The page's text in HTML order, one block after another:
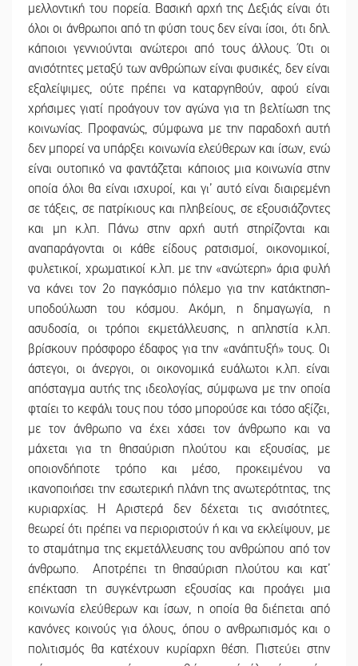
μελλοντική του πορεία. Βασική αρχή της Δεξιάς είναι ότι
όλοι οι άνθρωποι από τη φύση τους δεν είναι ίσοι, ότι δηλ.
κάποιοι γεννιούνται ανώτεροι από τους άλλους. Ότι οι
ανισότητες μεταξύ των ανθρώπων είναι φυσικές, δεν είναι
εξαλείψιμες, ούτε πρέπει να καταργηθούν, αφού είναι
χρήσιμες γιατί προάγουν τον αγώνα για τη βελτίωση της
κοινωνίας. Προφανώς, σύμφωνα με την παραδοχή αυτή
δεν μπορεί να υπάρξει κοινωνία ελεύθερων και ίσων, ενώ
είναι ουτοπικό να φαντάζεται κάποιος μια κοινωνία στην
οποία όλοι θα είναι ισχυροί, και γι’ αυτό είναι διαιρεμένη
σε τάξεις, σε πατρίκιους και πληβείους, σε εξουσιάζοντες
και μη κ.λπ. Πάνω στην αρχή αυτή στηρίζονται και
αναπαράγονται οι κάθε είδους ρατσισμοί, οικονομικοί,
φυλετικοί, χρωματικοί κ.λπ. με την «ανώτερη» άρια φυλή
να κάνει τον 2ο παγκόσμιο πόλεμο για την κατάκτηση-
υποδούλωση του κόσμου. Ακόμη, η δημαγωγία, η
ασυδοσία, οι τρόποι εκμετάλλευσης, η απληστία κ.λπ.
βρίσκουν πρόσφορο έδαφος για την «ανάπτυξή» τους. Οι
άστεγοι, οι άνεργοι, οι οικονομικά ευάλωτοι κ.λπ. είναι
απόσταγμα αυτής της ιδεολογίας, σύμφωνα με την οποία
φταίει το κεφάλι τους που τόσο μπορούσε και τόσο αξίζει,
με τον άνθρωπο να έχει χάσει τον άνθρωπο και να
μάχεται για τη θησαύριση πλούτου και εξουσίας, με
οποιονδήποτε τρόπο και μέσο, προκειμένου να
ικανοποιήσει την εσωτερική πλάνη της ανωτερότητας, της
κυριαρχίας. Η Αριστερά δεν δέχεται τις ανισότητες,
θεωρεί ότι πρέπει να περιοριστούν ή και να εκλείψουν, με
το σταμάτημα της εκμετάλλευσης του ανθρώπου από τον
άνθρωπο. Αποτρέπει τη θησαύριση πλούτου και κατ’
επέκταση τη συγκέντρωση εξουσίας και προάγει μια
κοινωνία ελεύθερων και ίσων, η οποία θα διέπεται από
κανόνες κοινούς για όλους, όπου ο ανθρωπισμός και ο
πολιτισμός θα κατέχουν κυρίαρχη θέση. Πιστεύει στην